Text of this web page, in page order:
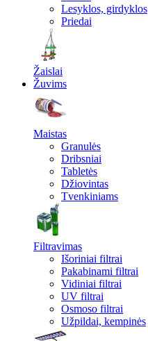
Lesyklos, girdyklos
Priedai
Žaislai
Žuvims
Maistas
Granulės
Dribsniai
Tabletės
Džiovintas
Tvenkiniams
Filtravimas
Išoriniai filtrai
Pakabinami filtrai
Vidiniai filtrai
UV filtrai
Osmoso filtrai
Užpildai, kempinės